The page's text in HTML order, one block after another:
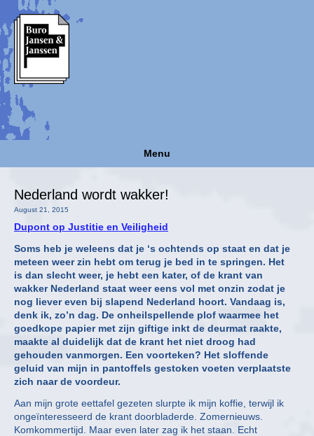
Menu
Nederland wordt wakker!
August 21, 2015
Dupont op Justitie en Veiligheid
Soms heb je weleens dat je ‘s ochtends op staat en dat je
meteen weer zin hebt om terug je bed in te springen. Het
is dan slecht weer, je hebt een kater, of de krant van
wakker Nederland staat weer eens vol met onzin zodat je
nog liever even bij slapend Nederland hoort. Vandaag is,
denk ik, zo’n dag. De onheilspellende plof waarmee het
goedkope papier met zijn giftige inkt de deurmat raakte,
maakte al duidelijk dat de krant het niet droog had
gehouden vanmorgen. Een voorteken? Het sloffende
geluid van mijn in pantoffels gestoken voeten verplaatste
zich naar de voordeur.
Aan mijn grote eettafel gezeten slurpte ik mijn koffie, terwijl ik
ongeïnteresseerd de krant doorbladerde. Zomernieuws.
Komkommertijd. Maar even later zag ik het staan. Echt